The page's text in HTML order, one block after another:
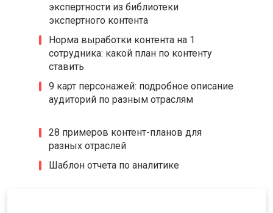
Шаблон отчета по аналитике
28 примеров контент-планов для
разных отраслей
9 карт персонажей: подробное описание
аудиторий по разным отраслям
Норма выработки контента на 1
сотрудника: какой план по контенту
ставить
экспертности из библиотеки
экспертного контента